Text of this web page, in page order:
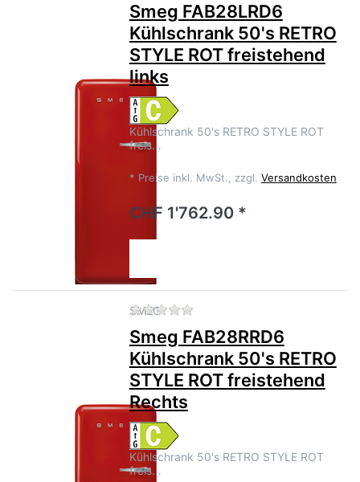
Smeg FAB28LRD6
Kühlschrank 50's RETRO
STYLE ROT freistehend
links
Kühlschrank 50's RETRO STYLE ROT
freis…
* Preise inkl. MwSt., zzgl. Versandkosten
CHF 1'762.90 *
SMEG Zu diesem Produkt liegen
Smeg FAB28RRD6
Kühlschrank 50's RETRO
STYLE ROT freistehend
Rechts
Kühlschrank 50's RETRO STYLE ROT
freis…